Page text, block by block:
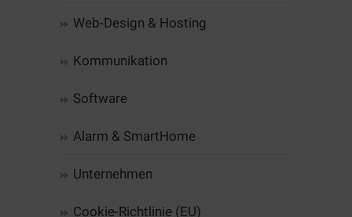
Web-Design & Hosting
Kommunikation
Software
Alarm & SmartHome
Unternehmen
Cookie-Richtlinie (EU)